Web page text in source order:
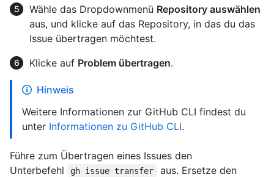
Wähle das Dropdownmenü Repository auswählen
aus, und klicke auf das Repository, in das du das
Issue übertragen möchtest.
Klicke auf Problem übertragen.
Hinweis
Weitere Informationen zur GitHub CLI findest du
unter Informationen zu GitHub CLI.
Führe zum Übertragen eines Issues den
Unterbefehl
gh issue transfer aus. Ersetze den